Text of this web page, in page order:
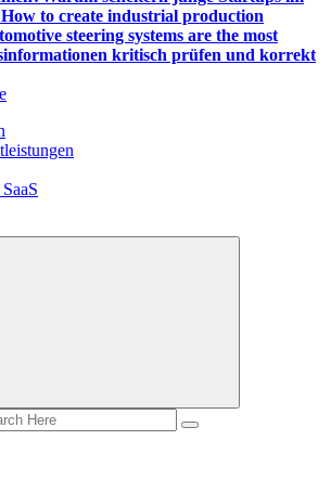
How to create industrial production
steering systems are the most
kritisch prüfen und korrekt
finden